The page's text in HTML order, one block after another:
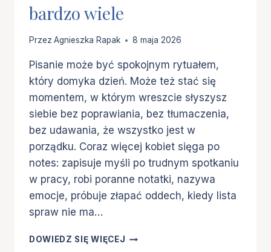
bardzo wiele
Przez Agnieszka Rapak 8 maja 2026
Pisanie może być spokojnym rytuałem,
który domyka dzień. Może też stać się
momentem, w którym wreszcie słyszysz
siebie bez poprawiania, bez tłumaczenia,
bez udawania, że wszystko jest w
porządku. Coraz więcej kobiet sięga po
notes: zapisuje myśli po trudnym spotkaniu
w pracy, robi poranne notatki, nazywa
emocje, próbuje złapać oddech, kiedy lista
spraw nie ma…
DOWIEDZ SIĘ WIĘCEJ CZY